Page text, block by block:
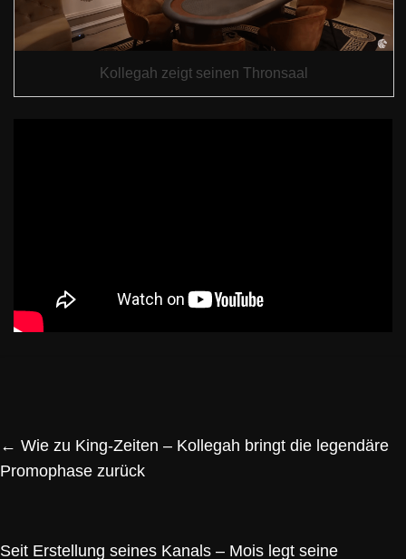
Kollegah zeigt seinen Thronsaal
← Wie zu King-Zeiten – Kollegah bringt die legendäre
Promophase zurück
Seit Erstellung seines Kanals – Mois legt seine